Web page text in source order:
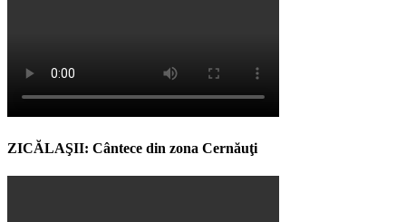
ZICĂLAŞII: Cântece din zona Cernăuţi